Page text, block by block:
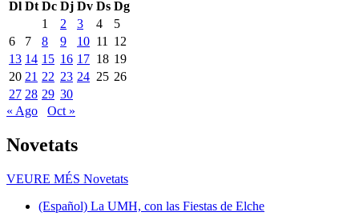
Dl Dt Dc Dj Dv Ds Dg
1
2 3 4
5
6
7 8 9 10 11
12
13 14 15 16 17 18 19
20 21 22 23 24 25 26
27 28 29 30
« Ago
Oct »
Novetats
VEURE MÉS Novetats
(Español) La UMH, con las Fiestas de Elche